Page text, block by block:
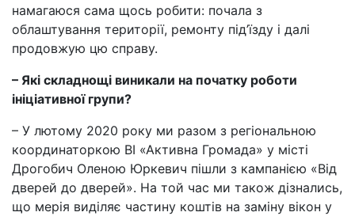
намагаюся сама щось робити: почала з
облаштування території, ремонту під’їзду і далі
продовжую цю справу.
– Які складнощі виникали на початку роботи
ініціативної групи?
– У лютому 2020 року ми разом з регіональною
координаторкою ВІ «Активна Громада» у місті
Дрогобич Оленою Юркевич пішли з кампанією «Від
дверей до дверей». На той час ми також дізнались,
що мерія виділяє частину коштів на заміну вікон у